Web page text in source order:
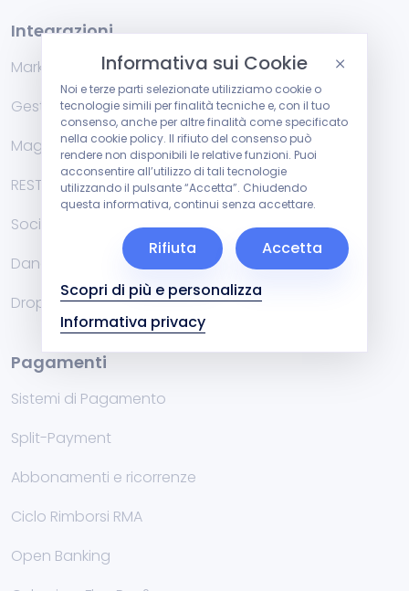
Integrazioni
Marketplace
Gestionali di fatturazione
Magazzino
RESTFul API
Social
Danea Easyfatt e Cuborio
Dropshipping
Pagamenti
Sistemi di Pagamento
Split-Payment
Abbonamenti e ricorrenze
Ciclo Rimborsi RMA
Open Banking
Informativa sui Cookie
Noi e terze parti selezionate utilizziamo cookie o
tecnologie simili per finalità tecniche e, con il tuo
consenso, anche per altre finalità come specificato
nella cookie policy. Il rifiuto del consenso può
rendere non disponibili le relative funzioni. Puoi
acconsentire all’utilizzo di tali tecnologie
utilizzando il pulsante “Accetta”. Chiudendo
questa informativa, continui senza accettare.
Scopri di più e personalizza
Informativa privacy
Rifiuta Accetta